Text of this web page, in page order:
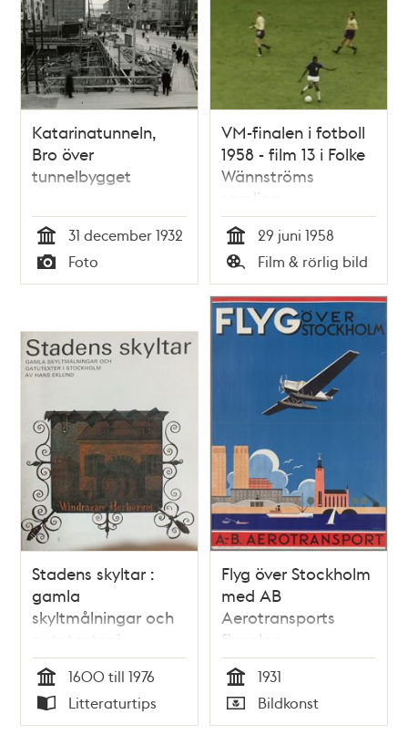
Katarinatunneln,
Bro över
tunnelbygget
Tid
31 december 1932
Typ
Foto
VM-finalen i fotboll
1958 - film 13 i Folke
Wännströms
samling
Tid
29 juni 1958
Typ
Film & rörlig bild
Stadens skyltar :
gamla
skyltmålningar och
gatutexter i
Stockholm / Hans
Eklund
Tid
1600 till 1976
Typ
Litteraturtips
Flyg över Stockholm
med AB
Aerotransports
flygplan
Tid
1931
Typ
Bildkonst